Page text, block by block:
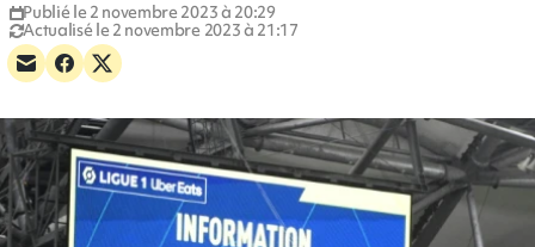
Publié le 2 novembre 2023 à 20:29
Actualisé le 2 novembre 2023 à 21:17